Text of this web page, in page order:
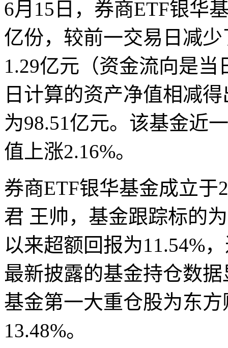
6月15日，券商ETF银华
亿份，较前一交易日减
1.29亿元（资金流向是
日计算的资产净值相减
为98.51亿元。该基金近
值上涨2.16%。
券商ETF银华基金成立于
君 王帅，基金跟踪标的
以来超额回报为11.54%
最新披露的基金持仓数
基金第一大重仓股为东
13.48%。